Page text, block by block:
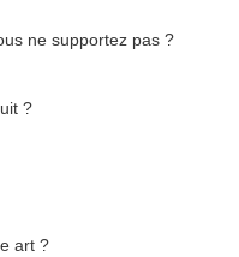
ne supportez pas ?
?
art ?